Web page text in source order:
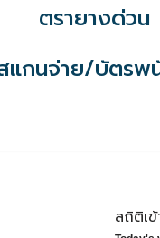
ตรายางด่วน
แกนจ่าย/บัตรพ
สถิติเ